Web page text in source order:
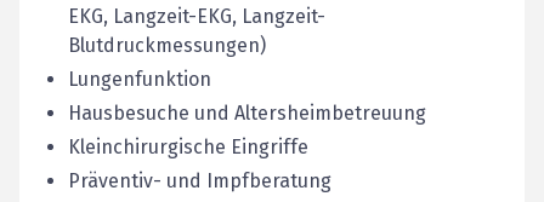
EKG, Langzeit-EKG, Langzeit-
Blutdruckmessungen)
Lungenfunktion
Hausbesuche und Altersheimbetreuung
Kleinchirurgische Eingriffe
Präventiv- und Impfberatung